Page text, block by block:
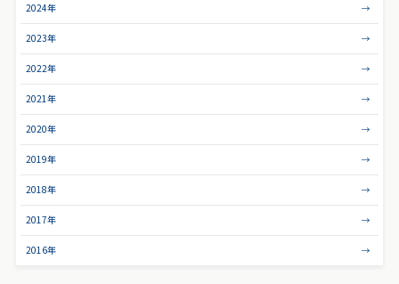
2024年
2023年
2022年
2021年
2020年
2019年
2018年
2017年
2016年